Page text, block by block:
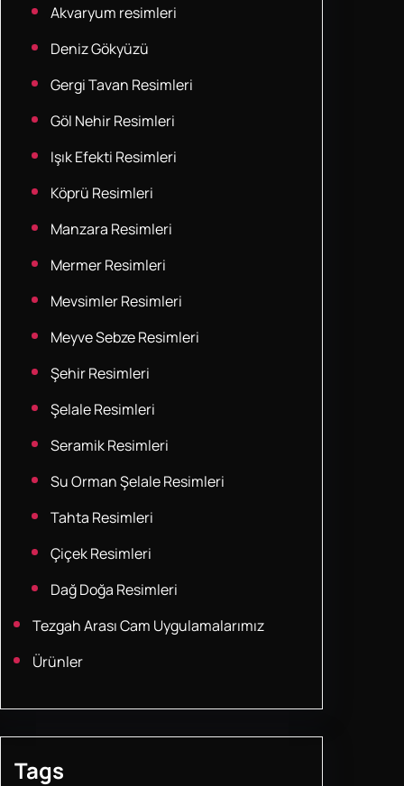
Akvaryum resimleri
Deniz Gökyüzü
Gergi Tavan Resimleri
Göl Nehir Resimleri
Işık Efekti Resimleri
Köprü Resimleri
Manzara Resimleri
Mermer Resimleri
Mevsimler Resimleri
Meyve Sebze Resimleri
Şehir Resimleri
Şelale Resimleri
Seramik Resimleri
Su Orman Şelale Resimleri
Tahta Resimleri
Çiçek Resimleri
Dağ Doğa Resimleri
Tezgah Arası Cam Uygulamalarımız
Ürünler
Tags